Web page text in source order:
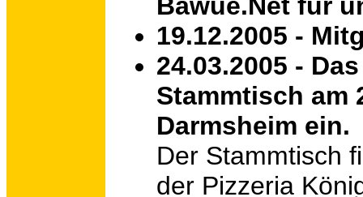
Bawue.Net für
19.12.2005 -
24.03.2005 -
Stammtisch am
Darmsheim ein.
Der Stammtisch
der Pizzeria